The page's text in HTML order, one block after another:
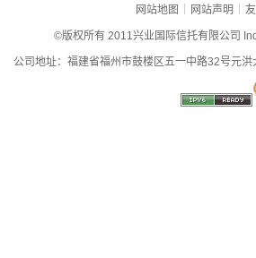
网站地图 | 网站声明 |
©版权所有 2011兴业国际信托有限公司
公司地址：福建省福州市鼓楼区五一中路32号元